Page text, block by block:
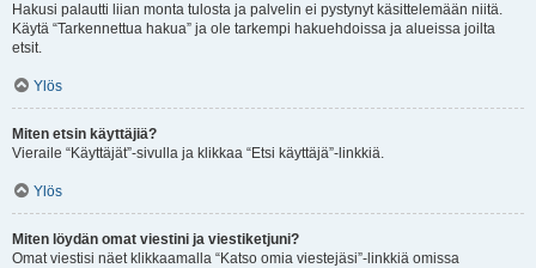
Hakusi palautti liian monta tulosta ja palvelin ei pystynyt käsittelemään niitä.
Käytä “Tarkennettua hakua” ja ole tarkempi hakuehdoissa ja alueissa joilta
etsit.
Ylös
Miten etsin käyttäjiä?
Vieraile “Käyttäjät”-sivulla ja klikkaa “Etsi käyttäjä”-linkkiä.
Ylös
Miten löydän omat viestini ja viestiketjuni?
Omat viestisi näet klikkaamalla “Katso omia viestejäsi”-linkkiä omissa